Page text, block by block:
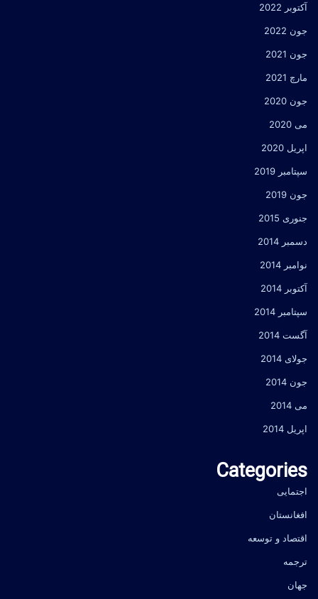
آکتوبر 2022
جون 2022
جون 2021
مارچ 2021
جون 2020
می 2020
اپریل 2020
سپتامبر 2019
جون 2019
جنوری 2015
دسمبر 2014
نوامبر 2014
آکتوبر 2014
سپتامبر 2014
آگست 2014
جولای 2014
جون 2014
می 2014
اپریل 2014
Categories
اجتمایی
افغانستان
اقتصاد و توسعه
ترجمه
جهان